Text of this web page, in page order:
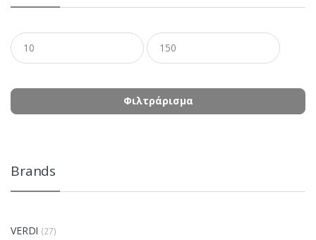
Ελάχιστη
τιμή
Μέγιστη
τιμή
Φιλτράρισμα
Brands
VERDI (27)